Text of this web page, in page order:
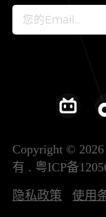
加入我们
Copyright ©
有 . 粤ICP备
隐私政策 使用